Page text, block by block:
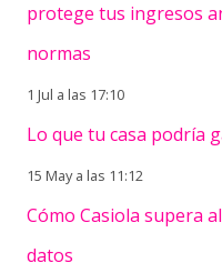
protege tus ingresos
normas
1 Jul a las 17:10
Lo que tu casa podría
15 May a las 11:12
Cómo Casiola supera
datos